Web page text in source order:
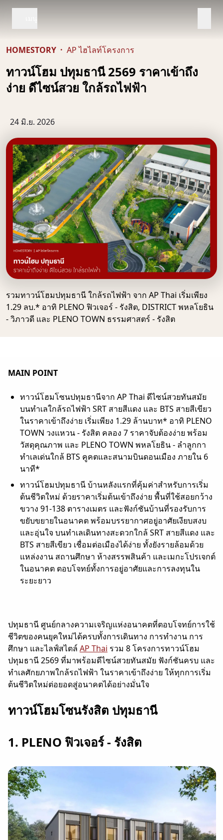
HOMESTORY · AP ไฮไลท์โครงการ
ทาวน์โฮม ปทุมธานี 2569 ราคาเข้าถึง
ง่าย ดีไซน์สวย ใกล้รถไฟฟ้า
24 มิ.ย. 2026
รวมทาวน์โฮมปทุมธานี ใกล้รถไฟฟ้า จาก AP Thai เริ่มเพียง
1.29 ลบ.* อาทิ PLENO ฟิวเจอร์ - รังสิต, DISTRICT พหลโยธิน
- วิภาวดี และ PLENO TOWN ธรรมศาสตร์ - รังสิต
MAIN POINT
ทาวน์โฮมโซนปทุมธานีจาก AP Thai ดีไซน์สวยทันสมัย
บนทำเลใกล้รถไฟฟ้า SRT สายสีแดง และ BTS สายสีเขียว
ในราคาเข้าถึงง่าย เริ่มเพียง 1.29 ล้านบาท* อาทิ PLENO
TOWN วงแหวน - รังสิต คลอง 7 ราคาจับต้องง่าย พร้อม
วัสดุคุณภาพ และ PLENO TOWN พหลโยธิน - ลำลูกกา
ทำเลเด่นใกล้ BTS คูคตและสนามบินดอนเมือง ภายใน 6
นาที*
ทาวน์โฮมปทุมธานี บ้านหลังแรกที่คุ้มค่าสำหรับการเริ่ม
ต้นชีวิตใหม่ ด้วยราคาเริ่มต้นเข้าถึงง่าย พื้นที่ใช้สอยกว้าง
ขวาง 91-138 ตารางเมตร และฟังก์ชันบ้านที่รองรับการ
ขยับขยายในอนาคต พร้อมบรรยากาศอยู่อาศัยเงียบสงบ
และอุ่นใจ บนทำเลเดินทางสะดวกใกล้ SRT สายสีแดง และ
BTS สายสีเขียว เชื่อมต่อเมืองได้ง่าย ทั้งยังรายล้อมด้วย
แหล่งงาน สถานศึกษา ห้างสรรพสินค้า และเมกะโปรเจกต์
ในอนาคต ตอบโจทย์ทั้งการอยู่อาศัยและการลงทุนใน
ระยะยาว
ปทุมธานี ศูนย์กลางความเจริญแห่งอนาคตที่ตอบโจทย์การใช้
ชีวิตของคนยุคใหม่ได้ครบทั้งการเดินทาง การทำงาน การ
ศึกษา และไลฟ์สไตล์AP Thai รวม 8 โครงการทาวน์โฮม
ปทุมธานี 2569 ที่มาพร้อมดีไซน์สวยทันสมัย ฟังก์ชันครบ และ
ทำเลศักยภาพใกล้รถไฟฟ้า ในราคาเข้าถึงง่าย ให้ทุกการเริ่ม
ต้นชีวิตใหม่ต่อยอดสู่อนาคตได้อย่างมั่นใจ
ทาวน์โฮมโซนรังสิต ปทุมธานี
1. PLENO ฟิวเจอร์ - รังสิต